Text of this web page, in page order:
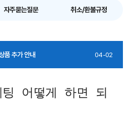
자주묻는질문 취소/환불규정
품 추가 안내 04-02
팅 어떻게 하면 되